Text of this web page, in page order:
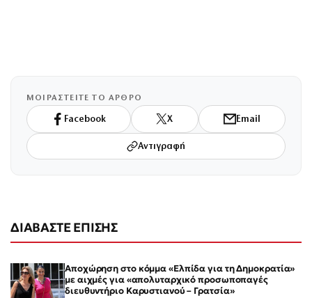
ΜΟΙΡΑΣΤΕΙΤΕ ΤΟ ΑΡΘΡΟ
Facebook X Email
Αντιγραφή
ΔΙΑΒΑΣΤΕ ΕΠΙΣΗΣ
Αποχώρηση στο κόμμα «Ελπίδα για τη Δημοκρατία»
με αιχμές για «απολυταρχικό προσωποπαγές
διευθυντήριο Καρυστιανού – Γρατσία»